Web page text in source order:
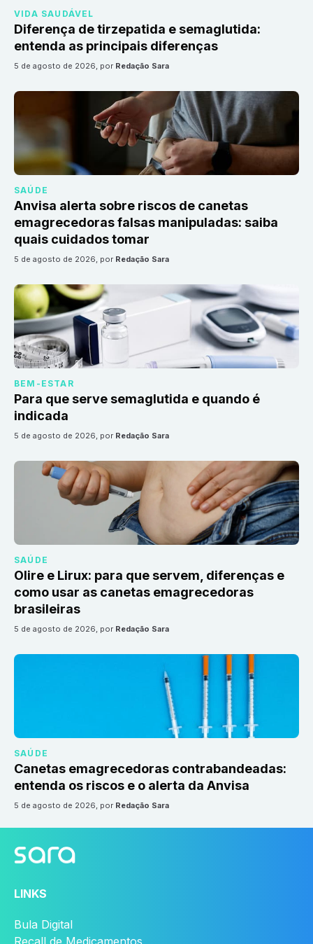
VIDA SAUDÁVEL
Diferença de tirzepatida e semaglutida:
entenda as principais diferenças
5 de agosto de 2026, por Redação Sara
SAÚDE
Anvisa alerta sobre riscos de canetas
emagrecedoras falsas manipuladas: saiba
quais cuidados tomar
5 de agosto de 2026, por Redação Sara
BEM-ESTAR
Para que serve semaglutida e quando é
indicada
5 de agosto de 2026, por Redação Sara
SAÚDE
Olire e Lirux: para que servem, diferenças e
como usar as canetas emagrecedoras
brasileiras
5 de agosto de 2026, por Redação Sara
SAÚDE
Canetas emagrecedoras contrabandeadas:
entenda os riscos e o alerta da Anvisa
5 de agosto de 2026, por Redação Sara
LINKS
Bula Digital